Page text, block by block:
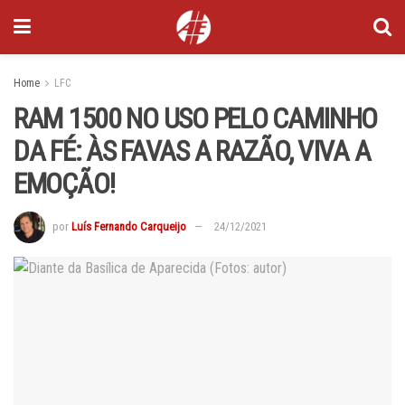
Home LFC
RAM 1500 NO USO PELO CAMINHO
DA FÉ: ÀS FAVAS A RAZÃO, VIVA A
EMOÇÃO!
por Luís Fernando Carqueijo 24/12/2021